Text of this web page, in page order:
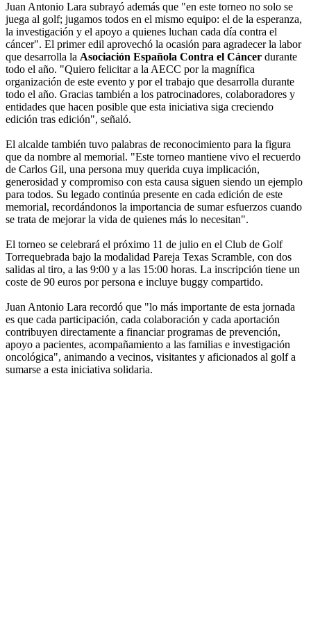
Juan Antonio Lara subrayó además que "en este torneo no solo se
juega al golf; jugamos todos en el mismo equipo: el de la esperanza,
la investigación y el apoyo a quienes luchan cada día contra el
cáncer". El primer edil aprovechó la ocasión para agradecer la labor
que desarrolla la Asociación Española Contra el Cáncer durante
todo el año. "Quiero felicitar a la AECC por la magnífica
organización de este evento y por el trabajo que desarrolla durante
todo el año. Gracias también a los patrocinadores, colaboradores y
entidades que hacen posible que esta iniciativa siga creciendo
edición tras edición", señaló.
El alcalde también tuvo palabras de reconocimiento para la figura
que da nombre al memorial. "Este torneo mantiene vivo el recuerdo
de Carlos Gil, una persona muy querida cuya implicación,
generosidad y compromiso con esta causa siguen siendo un ejemplo
para todos. Su legado continúa presente en cada edición de este
memorial, recordándonos la importancia de sumar esfuerzos cuando
se trata de mejorar la vida de quienes más lo necesitan".
El torneo se celebrará el próximo 11 de julio en el Club de Golf
Torrequebrada bajo la modalidad Pareja Texas Scramble, con dos
salidas al tiro, a las 9:00 y a las 15:00 horas. La inscripción tiene un
coste de 90 euros por persona e incluye buggy compartido.
Juan Antonio Lara recordó que "lo más importante de esta jornada
es que cada participación, cada colaboración y cada aportación
contribuyen directamente a financiar programas de prevención,
apoyo a pacientes, acompañamiento a las familias e investigación
oncológica", animando a vecinos, visitantes y aficionados al golf a
sumarse a esta iniciativa solidaria.